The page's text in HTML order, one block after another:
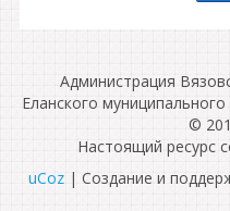
Администрация
Еланского
©
Настоящий ресурс
uCoz | Создание и